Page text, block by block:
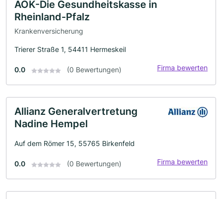
AOK-Die Gesundheitskasse in
Rheinland-Pfalz
Krankenversicherung
Trierer Straße 1, 54411 Hermeskeil
0.0 (0 Bewertungen) Firma bewerten
Allianz Generalvertretung
Nadine Hempel
Auf dem Römer 15, 55765 Birkenfeld
0.0 (0 Bewertungen) Firma bewerten